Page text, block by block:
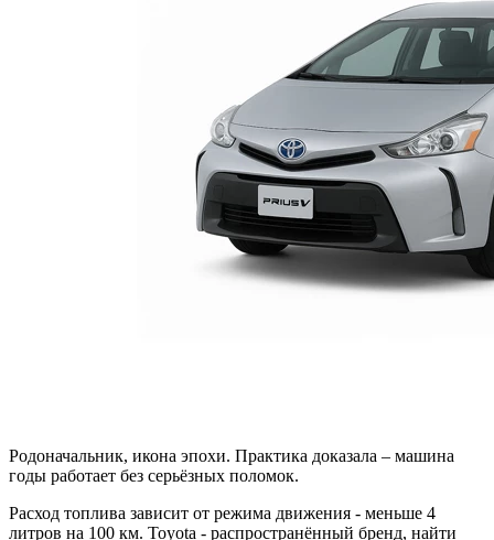
Родоначальник, икона эпохи. Практика доказала – машина
годы работает без серьёзных поломок.
Расход топлива зависит от режима движения - меньше 4
литров на 100 км. Toyota - распространённый бренд, найти